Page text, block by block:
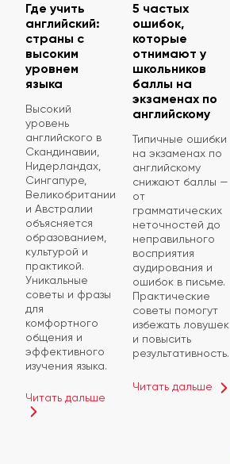
Где учить
английский:
страны с
высоким
уровнем
языка
Высокий
уровень
английского в
Скандинавии,
Нидерландах,
Сингапуре,
Великобритании
и Австралии
объясняется
образованием,
культурой и
практикой.
Уникальные
советы и фразы
для
комфортного
общения и
эффективного
изучения языка.
Читать дальше
5 частых
ошибок,
которые
отнимают у
школьников
баллы на
экзаменах по
английскому
Типичные ошибки
на экзаменах по
английскому
снижают баллы —
от
грамматических
неточностей до
неправильного
восприятия
аудирования и
ошибок в письме.
Практические
советы помогут
избежать ловушек
и повысить
результативность.
Читать дальше